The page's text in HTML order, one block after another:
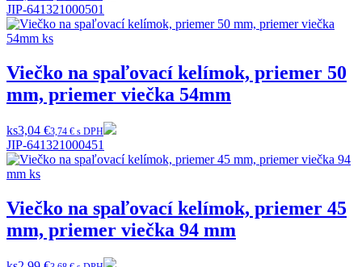
JIP-641321000501
Viečko na spaľovací kelímok, priemer 50
mm, priemer viečka 54mm
ks3,04 €3,74 € s DPH
JIP-641321000451
Viečko na spaľovací kelímok, priemer 45
mm, priemer viečka 94 mm